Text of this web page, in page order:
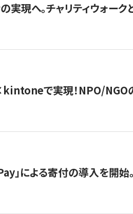
実現へ。チャリティウォー
で実現！NPO/NGO
」による寄付の導入を開始